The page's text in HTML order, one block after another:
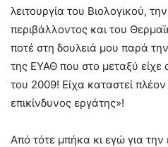
λειτουργία του Βιολογικού,
περιβάλλοντος και του
ποτέ στη δουλειά μου παρά
της ΕΥΑΘ που στο μεταξύ είχε
του 2009! Είχα καταστεί
επικίνδυνος εργάτης»!
Από τότε μπήκα κι εγώ για την